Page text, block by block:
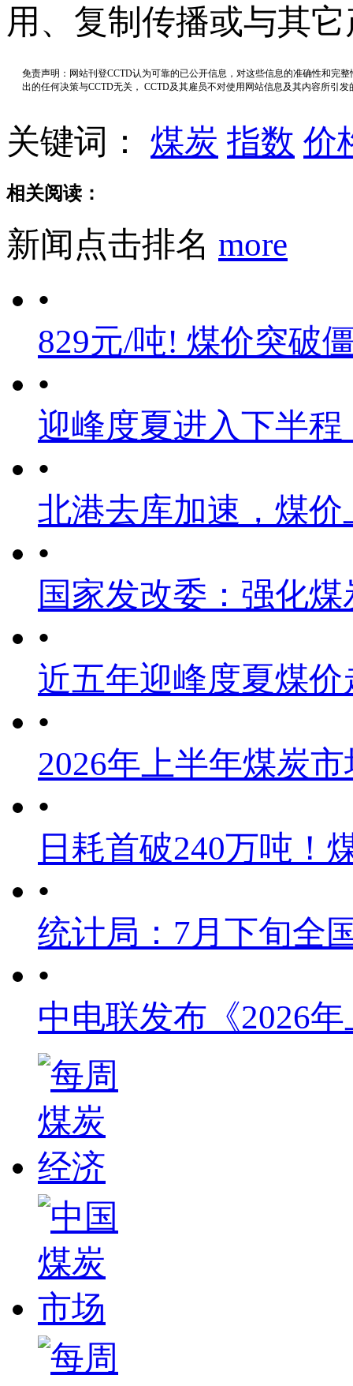
用、复制传播或与其
免责声明：网站刊登CCTD认为可靠的已公开信息，对这些信息的准确性和完
出的任何决策与CCTD无关， CCTD及其雇员不对使用网站信息及其内容所引
关键词： 煤炭 指数 价
相关阅读：
新闻点击排名 more
•
829元/吨! 煤价突破
•
迎峰度夏进入下半
•
北港去库加速，煤
•
国家发改委：强化
•
近五年迎峰度夏煤价
•
2026年上半年煤炭
•
日耗首破240万吨！
•
统计局：7月下旬全
•
中电联发布《2026